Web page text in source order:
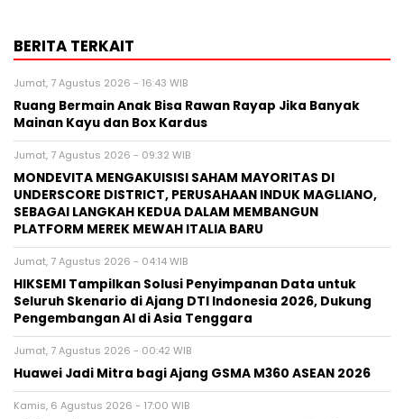
BERITA TERKAIT
Jumat, 7 Agustus 2026 - 16:43 WIB
Ruang Bermain Anak Bisa Rawan Rayap Jika Banyak
Mainan Kayu dan Box Kardus
Jumat, 7 Agustus 2026 - 09:32 WIB
MONDEVITA MENGAKUISISI SAHAM MAYORITAS DI
UNDERSCORE DISTRICT, PERUSAHAAN INDUK MAGLIANO,
SEBAGAI LANGKAH KEDUA DALAM MEMBANGUN
PLATFORM MEREK MEWAH ITALIA BARU
Jumat, 7 Agustus 2026 - 04:14 WIB
HIKSEMI Tampilkan Solusi Penyimpanan Data untuk
Seluruh Skenario di Ajang DTI Indonesia 2026, Dukung
Pengembangan AI di Asia Tenggara
Jumat, 7 Agustus 2026 - 00:42 WIB
Huawei Jadi Mitra bagi Ajang GSMA M360 ASEAN 2026
Kamis, 6 Agustus 2026 - 17:00 WIB